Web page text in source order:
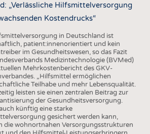
„Verlässliche Hilfsmittelversorgung
Kostendrucks“
in Deutschland ist
patient:innenorientiert und kein
im Gesundheitswesen, so das Fazit
Medizintechnologie (BVMed)
Mehrkostenbericht des GKV-
„Hilfsmittel ermöglichen
Teilhabe und mehr Lebensqualität.
leisten sie einen zentralen Beitrag zur
der Gesundheitsversorgung.
künftig eine starke
gesichert werden kann,
die wohnortnahen Versorgungsstrukturen